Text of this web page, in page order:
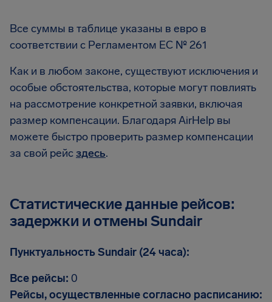
Все суммы в таблице указаны в евро в
соответствии с Регламентом EC № 261
Как и в любом законе, существуют исключения и
особые обстоятельства, которые могут повлиять
на рассмотрение конкретной заявки, включая
размер компенсации. Благодаря AirHelp вы
можете быстро проверить размер компенсации
за свой рейсздесь.
Статистические данные рейсов:
задержки и отмены Sundair
Пунктуальность Sundair (24 часа):
Все рейсы: 0
Рейсы, осуществленные согласно расписанию: